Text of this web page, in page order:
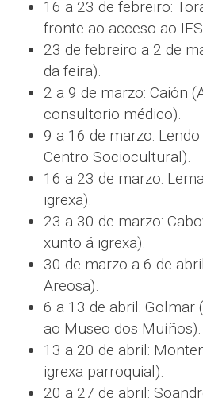
16 a 23 de febreiro:
fronte ao acceso ao
23 de febreiro a 2 de
da feira).
2 a 9 de marzo: Caión
consultorio médico).
9 a 16 de marzo:
Centro Sociocultural).
16 a 23 de marzo:
igrexa).
23 a 30 de marzo:
xunto á igrexa).
30 de marzo a 6 de
Areosa).
6 a 13 de abril: Golmar
ao Museo dos Muíños).
13 a 20 de abril:
igrexa parroquial).
20 a 27 de abril: